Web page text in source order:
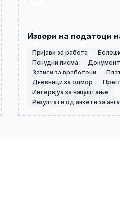
Извори на податоци
Пријави за работа
Понудни писма
Записи за вработени
Дневници за одмор
Интервјуа за напуштање
Резултати од анкети за